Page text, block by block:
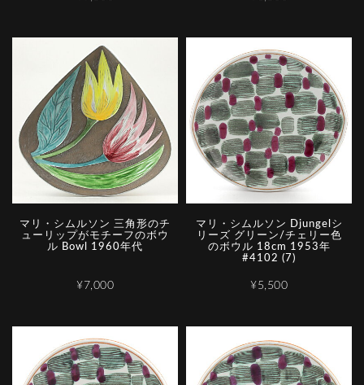
マリ・シムルソン 三角形のチ
ューリップがモチーフのボウ
ル Bowl 1960年代
¥7,000
マリ・シムルソン Djungelシ
リーズ グリーン/チェリー色
のボウル 18cm 1953年
#4102 (7)
¥5,500